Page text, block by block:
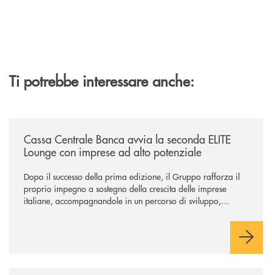
Ti potrebbe interessare anche:
Cassa Centrale Banca avvia la seconda ELITE
Lounge con imprese ad alto potenziale
Dopo il successo della prima edizione, il Gruppo rafforza il
proprio impegno a sostegno della crescita delle imprese
italiane, accompagnandole in un percorso di sviluppo,